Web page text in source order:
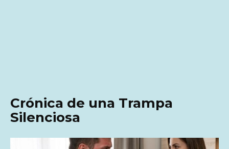
Crónica de una Trampa
Silenciosa